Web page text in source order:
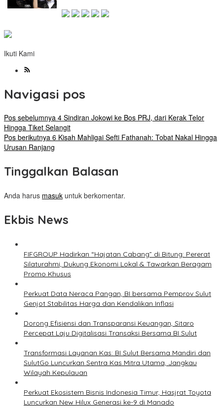
Ikuti Kami
Navigasi pos
Pos sebelumnya 4 Sindiran Jokowi ke Bos PRJ, dari Kerak Telor
Hingga Tiket Selangit
Pos berikutnya 6 Kisah Mahligai Sefti Fathanah: Tobat Nakal Hingga
Urusan Ranjang
Tinggalkan Balasan
Anda harus masuk untuk berkomentar.
Ekbis News
FIFGROUP Hadirkan “Hajatan Cabang” di Bitung: Pererat
Silaturahmi, Dukung Ekonomi Lokal & Tawarkan Beragam
Promo Khusus
Perkuat Data Neraca Pangan, BI bersama Pemprov Sulut
Genjot Stabilitas Harga dan Kendalikan Inflasi
Dorong Efisiensi dan Transparansi Keuangan, Sitaro
Percepat Laju Digitalisasi Transaksi Bersama BI Sulut
Transformasi Layanan Kas: BI Sulut Bersama Mandiri dan
SulutGo Luncurkan Sentra Kas Mitra Utama, Jangkau
Wilayah Kepulauan
Perkuat Ekosistem Bisnis Indonesia Timur, Hasjrat Toyota
Luncurkan New Hilux Generasi ke-9 di Manado